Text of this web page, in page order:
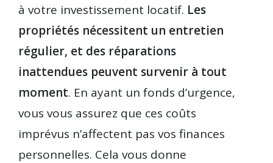
à votre investissement locatif. Les
propriétés nécessitent un entretien
régulier, et des réparations
inattendues peuvent survenir à tout
moment. En ayant un fonds d’urgence,
vous vous assurez que ces coûts
imprévus n’affectent pas vos finances
personnelles. Cela vous donne